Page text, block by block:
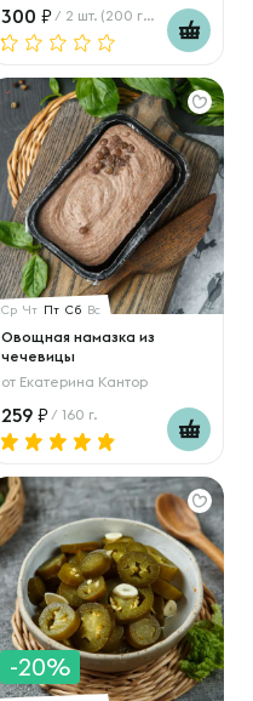
300 / 2 шт. (200 гр.)
Ср Чт Пт Сб Вс
Овощная намазка из
чечевицы
от Екатерина Кантор
259 / 160 г.
-20%